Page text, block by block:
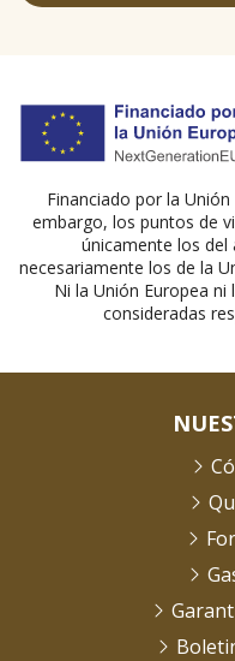
Financiado por la
embargo, los puntos de
únicamente los
necesariamente los de la
Ni la Unión Europea
consideradas